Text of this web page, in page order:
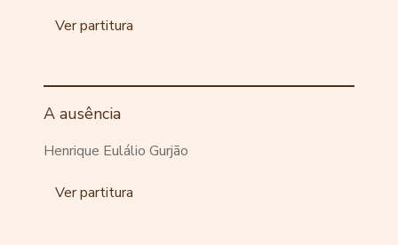
Ver partitura
A ausência
Henrique Eulálio Gurjão
Ver partitura